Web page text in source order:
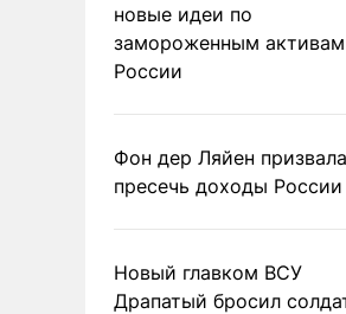
новые идеи по
замороженным активам
России
Фон дер Ляйен призвала
пресечь доходы России
Новый главком ВСУ
Драпатый бросил